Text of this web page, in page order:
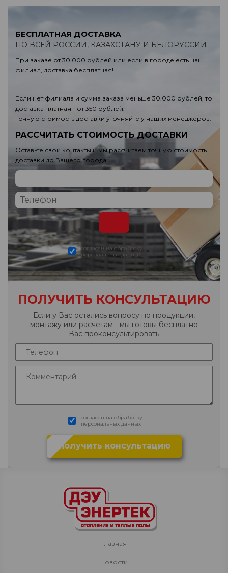
БЕСПЛАТНАЯ ДОСТАВКА
ПО ВСЕЙ РОССИИ, КАЗАХСТАНУ И БЕЛОРУССИИ
При заказе от 30.000 рублей или если в городе есть наш
филиал, доставка бесплатная!
Если нет филиала и сумма заказа меньше 30.000 рублей, то
доставка платная - от 350 рублей.
Точную стоимость доставки уточняйте у наших менеджеров.
РАССЧИТАТЬ СТОИМОСТЬ ДОСТАВКИ
Оставьте свои контакты и мы рассчитаем точную стоимость
доставки до Вашего города
согласен на обработку
персональных данных
ПОЛУЧИТЬ КОНСУЛЬТАЦИЮ
Если у Вас остались вопросу по продукции,
монтажу или расчетам - мы готовы бесплатно
Вас проконсультировать
согласен на обработку
персональных данных
Главная
Новости